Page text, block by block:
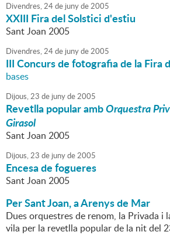
Divendres,24de junyde2005
XXIII Fira del Solstici d'estiu
Sant Joan 2005
Divendres,24de junyde2005
III Concurs de fotografia de la Fira
bases
Dijous,23 de junyde2005
Revetlla popular ambOrquestra
Girasol
Sant Joan 2005
Dijous,23 de junyde2005
Encesa de fogueres
Sant Joan 2005
Per Sant Joan, a Arenys de Mar
Dues orquestres de renom, la Privada i
vila per la revetlla popular de la nit del